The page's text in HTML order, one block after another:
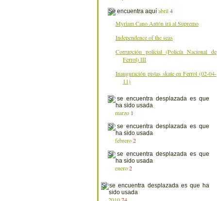
abril 4
Myriam Cano Antón irá al Supremo
Independence of the seas
Corrupción policial (Policía Nacional de
Ferrol) III
Inauguración pistas skate en Ferrol (02-04-
11)
marzo 1
febrero 2
enero 2